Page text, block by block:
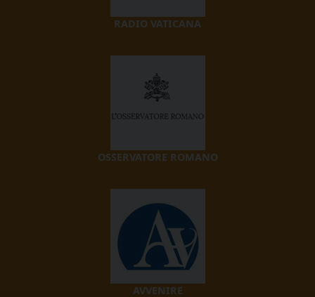
RADIO VATICANA
OSSERVATORE ROMANO
AVVENIRE